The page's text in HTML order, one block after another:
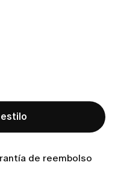
de reembolso
del abdomen
perfecto?